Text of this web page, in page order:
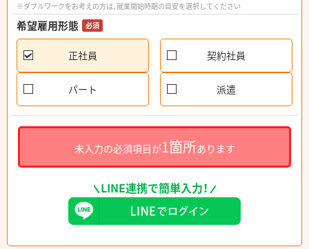
※ダブルワークをお考えの方は、就業開始時期の目安を選択してください
希望雇用形態 必須
正社員 契約社員
パート 派遣
未入力の必須項目が1箇所あります
LINE連携で簡単入力！